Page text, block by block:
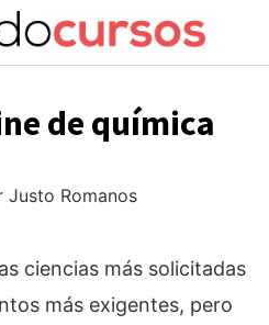
de química
Justo Romanos
ciencias más solicitadas
más exigentes, pero